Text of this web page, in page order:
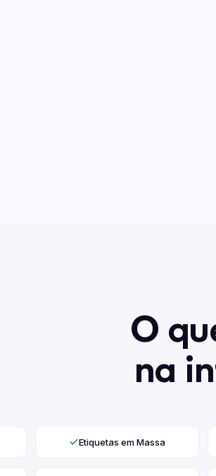
O
na
Etiquetas em Massa